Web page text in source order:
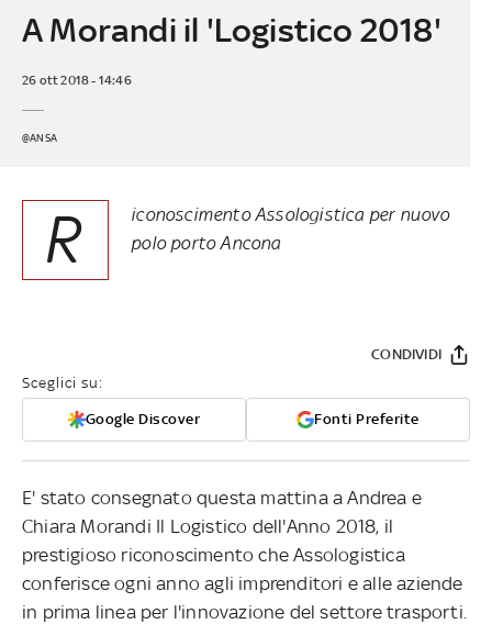
A Morandi il 'Logistico 2018'
26 ott 2018 - 14:46
@ANSA
R
iconoscimento Assologistica per nuovo
polo porto Ancona
Sceglici su:
Google Discover Fonti Preferite
CONDIVIDI
E' stato consegnato questa mattina a Andrea e
Chiara Morandi Il Logistico dell'Anno 2018, il
prestigioso riconoscimento che Assologistica
conferisce ogni anno agli imprenditori e alle aziende
in prima linea per l'innovazione del settore trasporti.